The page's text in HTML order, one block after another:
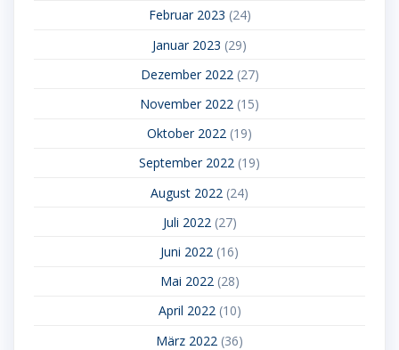
Februar 2023 (24)
Januar 2023 (29)
Dezember 2022(27)
November 2022 (15)
Oktober 2022 (19)
September 2022 (19)
August 2022 (24)
Juli 2022 (27)
Juni 2022 (16)
Mai 2022(28)
April 2022(10)
März 2022 (36)